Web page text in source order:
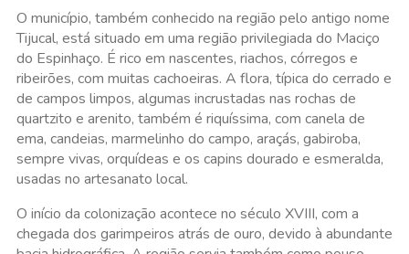
O município, também conhecido na região pelo antigo nome
Tijucal, está situado em uma região privilegiada do Maciço
do Espinhaço. É rico em nascentes, riachos, córregos e
ribeirões, com muitas cachoeiras. A flora, típica do cerrado e
de campos limpos, algumas incrustadas nas rochas de
quartzito e arenito, também é riquíssima, com canela de
ema, candeias, marmelinho do campo, araçás, gabiroba,
sempre vivas, orquídeas e os capins dourado e esmeralda,
usadas no artesanato local.
O início da colonização acontece no século XVIII, com a
chegada dos garimpeiros atrás de ouro, devido à abundante